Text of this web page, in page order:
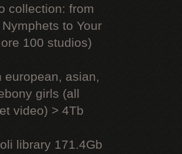
collection: from
to Your
100 studios)
european, asian,
girls (all
video) > 4Tb
library 171.4Gb